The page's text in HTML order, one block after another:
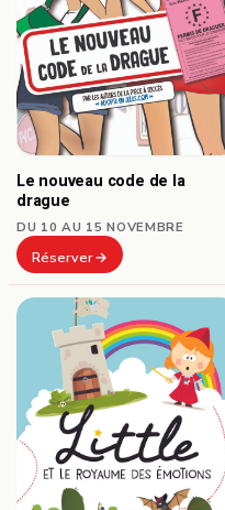
Le nouveau code de la
drague
DU 10 AU 15 NOVEMBRE
Réserver